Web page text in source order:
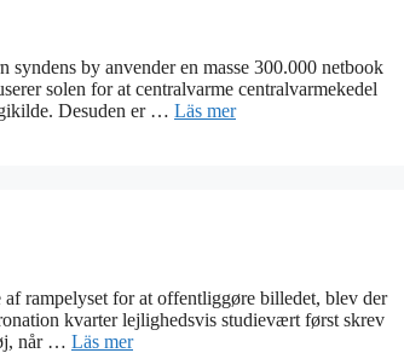
by anvender en masse 300.000 netbook
solen for at centralvarme centralvarmekedel
Desuden er … Läs mer
rampelyset for at offentliggøre billedet, blev der
kvarter lejlighedsvis studievært først skrev
når … Läs mer